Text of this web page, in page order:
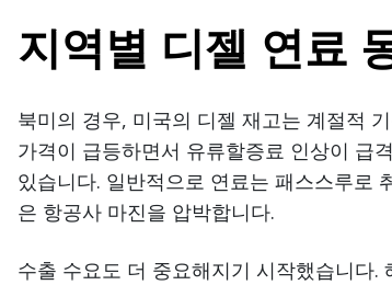
지역별 디젤 연료
북미의 경우, 미국의 디젤 재고는 계절적
가격이 급등하면서 유류할증료 인상이 급
있습니다. 일반적으로 연료는 패스스루로
은 항공사 마진을 압박합니다.
수출 수요도 더 중요해지기 시작했습니다